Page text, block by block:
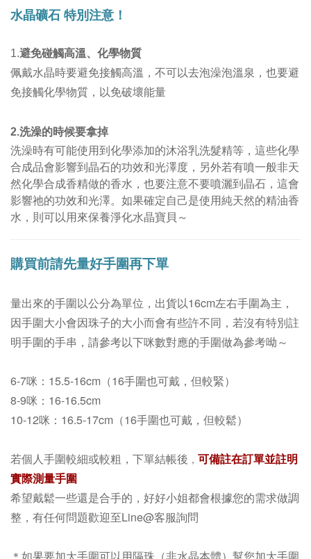
水晶礦石特別注意！
1.避免碰觸高溫、化學物質
佩戴水晶時要避免接觸高溫，不可以去泡澡泡溫泉，也要避
免接觸化學物質，以免破壞能量
2.洗澡的時候要拿掉
洗澡時有可能使用到化學添加的沐浴乳洗髮精等，這些化學
合成品會影響到晶石的功效和光澤度，另外若有噴一般非天
然化學合成香精做的香水，也要注意不要噴灑到晶石，這會
影響祂的功效和光澤。 如果確定自己是使用純天然的精油香
水，則可以用來保養淨化水晶寶貝～
購買前請先量好手圍再下單
量出來的手圍以公分為單位， 出貨以16cm左右手圍為主 ，
因手圍大小會因珠子的大小而會有些許不同，若沒有特別註
明手圍的手串，請參考以下咪數對應的手圍做為參考呦～
6-7咪：15.5-16cm（16手圍也可戴，但較緊）
8-9咪：16-16.5cm
10-12咪：16.5-17cm（16手圍也可戴，但較鬆）
若個人手圍較細或較粗，下單結帳後 ， 可備註在訂單並註明
實際測量手圍
希望戴鬆一些還是合手的，好好小姐都會根據您的需求做調
整，有任何問題歡迎至Line@客服詢問
＊如果要加大手圍可以用隔珠（非水晶本體）幫您加大手圍